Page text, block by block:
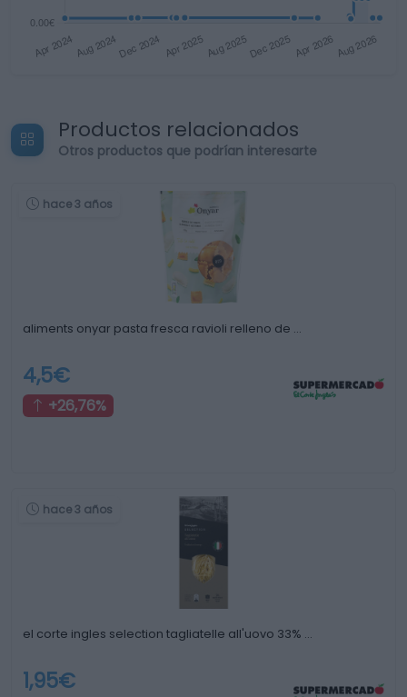
Productos relacionados
Otros productos que podrían interesarte
hace 3 años
aliments onyar pasta fresca ravioli relleno de …
4,5€
+26,76%
hace 3 años
el corte ingles selection tagliatelle all'uovo 33% …
1,95€